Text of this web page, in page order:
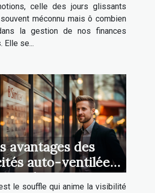
celle des jours glissants
méconnu mais ô combien
la gestion de nos finances
Elle se...
avantages des
auto-ventilées
pour les PME
le souffle qui anime la visibilité